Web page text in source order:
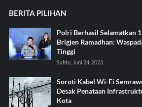
BERITA PILIHAN
Polri Berhasil Selamatkan
Brigjen Ramadhan:
Tinggi
Sabtu, Juni 24, 2023
Soroti Kabel Wi-Fi
Desak Penataan
Kota